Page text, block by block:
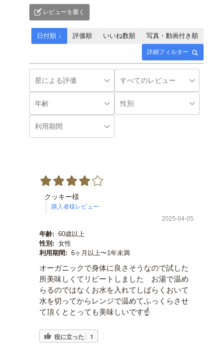
レビューを書く
詳細フィルター
日付順 ↓ 評価順 いいね数順 写真・動画付き順
クッキー様
2025-04-05
年齢: 60歳以上
性別: 女性
利用期間: 6ヶ月以上〜1年未満
オーガニックで身体に良さそうなので試した
所美味しくてリピートしました お湯で温め
らるのではなくお水を入れてしばらくおいて
水を切ってからレンジで温めてふっくらさせ
て頂くととっても美味しいです☝️
役に立った 1